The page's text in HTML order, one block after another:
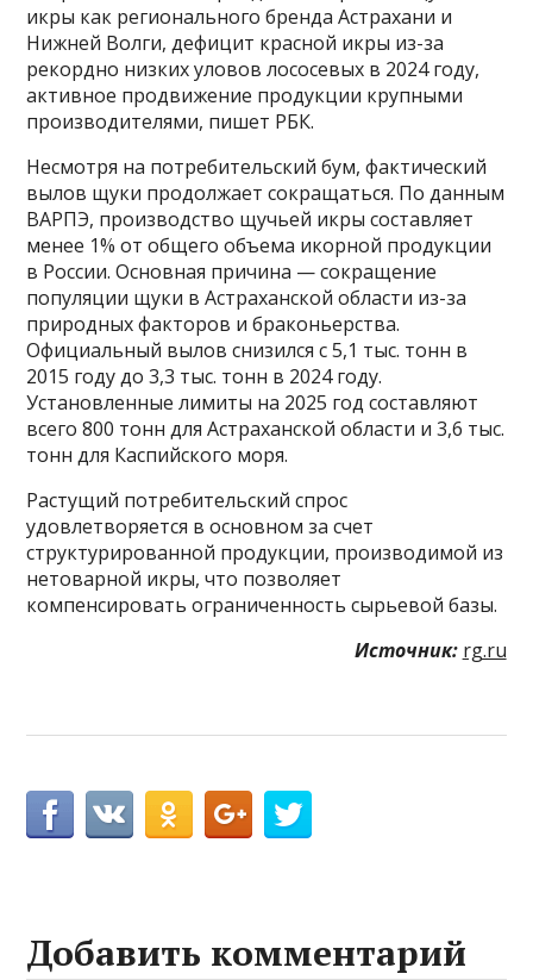
икры как регионального бренда Астрахани и
Нижней Волги, дефицит красной икры из-за
рекордно низких уловов лососевых в 2024 году,
активное продвижение продукции крупными
производителями, пишет РБК.
Несмотря на потребительский бум, фактический
вылов щуки продолжает сокращаться. По данным
ВАРПЭ, производство щучьей икры составляет
менее 1% от общего объема икорной продукции
в России. Основная причина — сокращение
популяции щуки в Астраханской области из-за
природных факторов и браконьерства.
Официальный вылов снизился с 5,1 тыс. тонн в
2015 году до 3,3 тыс. тонн в 2024 году.
Установленные лимиты на 2025 год составляют
всего 800 тонн для Астраханской области и 3,6 тыс.
тонн для Каспийского моря.
Растущий потребительский спрос
удовлетворяется в основном за счет
структурированной продукции, производимой из
нетоварной икры, что позволяет
компенсировать ограниченность сырьевой базы.
Источник: rg.ru
Добавить комментарий